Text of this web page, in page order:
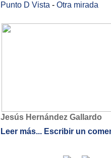
Punto D Vista - Otra mirada
Jesús Hernández Gallardo
Leer más... Escribir un